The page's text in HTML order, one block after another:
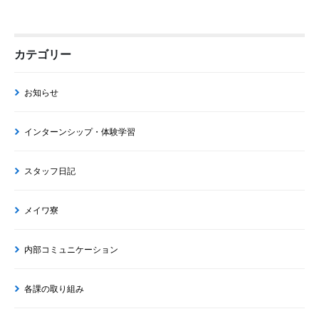
カテゴリー
お知らせ
インターンシップ・体験学習
スタッフ日記
メイワ寮
内部コミュニケーション
各課の取り組み